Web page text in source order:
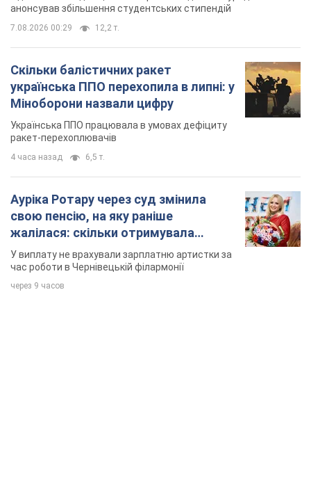
жалілася: скільки отримувала
співачка
У виплату не врахували зарплатню артистки за